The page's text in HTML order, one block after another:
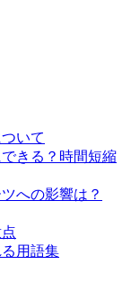
いて
きる？時間短縮
への影響は？
用語集